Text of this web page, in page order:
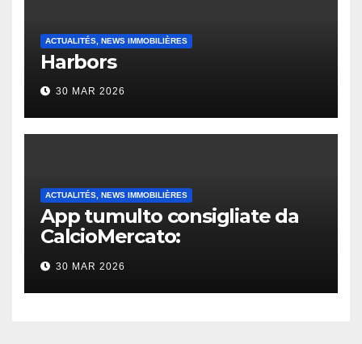
ACTUALITÉS, NEWS IMMOBILIÈRES
Harbors
30 MAR 2026
ACTUALITÉS, NEWS IMMOBILIÈRES
App tumulto consigliate da
CalcioMercato:
considerazione di gennaio
2026
30 MAR 2026